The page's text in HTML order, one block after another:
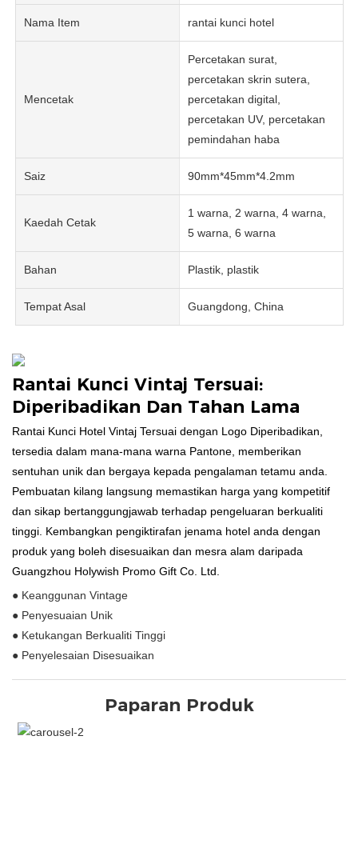
Nama Item rantai kunci hotel
Mencetak
Percetakan surat,
percetakan skrin sutera,
percetakan digital,
percetakan UV, percetakan
pemindahan haba
Saiz 90mm*45mm*4.2mm
Kaedah Cetak
1 warna, 2 warna, 4 warna,
5 warna, 6 warna
Bahan Plastik, plastik
Tempat Asal Guangdong, China
Rantai Kunci Vintaj Tersuai:
Diperibadikan Dan Tahan Lama
Rantai Kunci Hotel Vintaj Tersuai dengan Logo Diperibadikan,
tersedia dalam mana-mana warna Pantone, memberikan
sentuhan unik dan bergaya kepada pengalaman tetamu anda.
Pembuatan kilang langsung memastikan harga yang kompetitif
dan sikap bertanggungjawab terhadap pengeluaran berkualiti
tinggi. Kembangkan pengiktirafan jenama hotel anda dengan
produk yang boleh disesuaikan dan mesra alam daripada
Guangzhou Holywish Promo Gift Co. Ltd.
● Keanggunan Vintage
● Penyesuaian Unik
● Ketukangan Berkualiti Tinggi
● Penyelesaian Disesuaikan
Paparan Produk